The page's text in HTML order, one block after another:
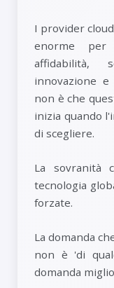
I provider
enorme per
affidabilità,
innovazione
non è che
inizia quando
di scegliere.
La sovranità
tecnologia
forzate.
La domanda
non è 'di
domanda